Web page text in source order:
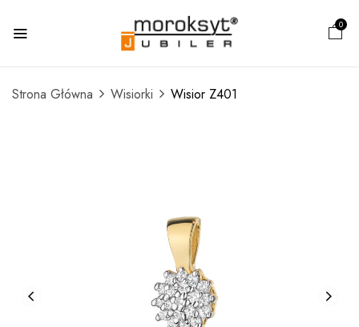
0
Strona Główna Wisiorki Wisior Z401